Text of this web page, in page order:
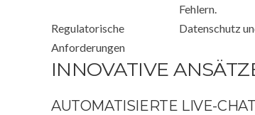
Fehlern.
Regulatorische
Anforderungen
Datenschutz
INNOVATIVE
AUTOMATISIERTE LIVE-